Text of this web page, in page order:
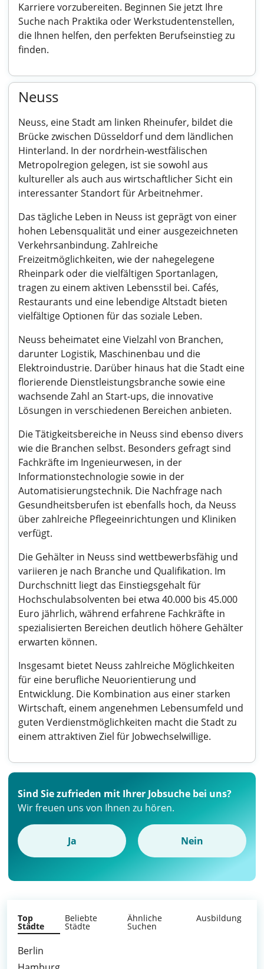
Karriere vorzubereiten. Beginnen Sie jetzt Ihre
Suche nach Praktika oder Werkstudentenstellen,
die Ihnen helfen, den perfekten Berufseinstieg zu
finden.
Neuss
Neuss, eine Stadt am linken Rheinufer, bildet die
Brücke zwischen Düsseldorf und dem ländlichen
Hinterland. In der nordrhein-westfälischen
Metropolregion gelegen, ist sie sowohl aus
kultureller als auch aus wirtschaftlicher Sicht ein
interessanter Standort für Arbeitnehmer.
Das tägliche Leben in Neuss ist geprägt von einer
hohen Lebensqualität und einer ausgezeichneten
Verkehrsanbindung. Zahlreiche
Freizeitmöglichkeiten, wie der nahegelegene
Rheinpark oder die vielfältigen Sportanlagen,
tragen zu einem aktiven Lebensstil bei. Cafés,
Restaurants und eine lebendige Altstadt bieten
vielfältige Optionen für das soziale Leben.
Neuss beheimatet eine Vielzahl von Branchen,
darunter Logistik, Maschinenbau und die
Elektroindustrie. Darüber hinaus hat die Stadt eine
florierende Dienstleistungsbranche sowie eine
wachsende Zahl an Start-ups, die innovative
Lösungen in verschiedenen Bereichen anbieten.
Die Tätigkeitsbereiche in Neuss sind ebenso divers
wie die Branchen selbst. Besonders gefragt sind
Fachkräfte im Ingenieurwesen, in der
Informationstechnologie sowie in der
Automatisierungstechnik. Die Nachfrage nach
Gesundheitsberufen ist ebenfalls hoch, da Neuss
über zahlreiche Pflegeeinrichtungen und Kliniken
verfügt.
Die Gehälter in Neuss sind wettbewerbsfähig und
variieren je nach Branche und Qualifikation. Im
Durchschnitt liegt das Einstiegsgehalt für
Hochschulabsolventen bei etwa 40.000 bis 45.000
Euro jährlich, während erfahrene Fachkräfte in
spezialisierten Bereichen deutlich höhere Gehälter
erwarten können.
Insgesamt bietet Neuss zahlreiche Möglichkeiten
für eine berufliche Neuorientierung und
Entwicklung. Die Kombination aus einer starken
Wirtschaft, einem angenehmen Lebensumfeld und
guten Verdienstmöglichkeiten macht die Stadt zu
einem attraktiven Ziel für Jobwechselwillige.
Sind Sie zufrieden mit Ihrer Jobsuche bei uns?
Wir freuen uns von Ihnen zu hören.
Ja Nein
Top
Städte
Beliebte
Städte
Ähnliche
Suchen
Ausbildung
Berlin